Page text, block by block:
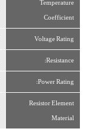
Coefficient
Voltage Rating
Resistance:
Power Rating:
Resistor Element
Material